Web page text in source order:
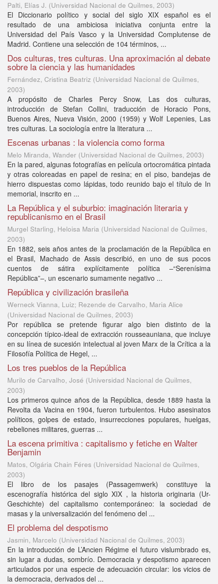
Palti, Elías J. (Universidad Nacional de Quilmes, 2003)
El Diccionario político y social del siglo XIX español es el
resultado de una ambiciosa iniciativa conjunta entre la
Universidad del País Vasco y la Universidad Complutense de
Madrid. Contiene una selección de 104 términos, ...
Dos culturas, tres culturas. Una aproximación al debate
sobre la ciencia y las humanidades
Fernández, Cristina Beatriz (Universidad Nacional de Quilmes,
2003)
A propósito de Charles Percy Snow, Las dos culturas,
introducción de Stefan Collini, traducción de Horacio Pons,
Buenos Aires, Nueva Visión, 2000 (1959) y Wolf Lepenies, Las
tres culturas. La sociología entre la literatura ...
Escenas urbanas : la violencia como forma
Melo Miranda, Wander (Universidad Nacional de Quilmes, 2003)
En la pared, algunas fotografías en película ortocromática pintada
y otras coloreadas en papel de resina; en el piso, bandejas de
hierro dispuestas como lápidas, todo reunido bajo el título de In
memorial, inscrito en ...
La República y el suburbio: imaginación literaria y
republicanismo en el Brasil
Murgel Starling, Heloisa Maria (Universidad Nacional de Quilmes,
2003)
En 1882, seis años antes de la proclamación de la República en
el Brasil, Machado de Assis describió, en uno de sus pocos
cuentos de sátira explícitamente política –“Serenísima
República”–, un escenario sumamente negativo ...
República y civilización brasileña
Werneck Vianna, Luiz; Rezende de Carvalho, Maria Alice
(Universidad Nacional de Quilmes, 2003)
Por república se pretende figurar algo bien distinto de la
concepción típico-ideal de extracción rousseauniana, que incluye
en su línea de sucesión intelectual al joven Marx de la Crítica a la
Filosofía Política de Hegel, ...
Los tres pueblos de la República
Murilo de Carvalho, José (Universidad Nacional de Quilmes,
2003)
Los primeros quince años de la República, desde 1889 hasta la
Revolta da Vacina en 1904, fueron turbulentos. Hubo asesinatos
políticos, golpes de estado, insurrecciones populares, huelgas,
rebeliones militares, guerras ...
La escena primitiva : capitalismo y fetiche en Walter
Benjamin
Matos, Olgária Chain Féres (Universidad Nacional de Quilmes,
2003)
El libro de los pasajes (Passagemwerk) constituye la
escenografía histórica del siglo XIX , la historia originaria (Ur-
Geschichte) del capitalismo contemporáneo: la sociedad de
masas y la universalización del fenómeno del ...
El problema del despotismo
Jasmin, Marcelo (Universidad Nacional de Quilmes, 2003)
En la introducción de L’Ancien Régime el futuro vislumbrado es,
sin lugar a dudas, sombrío. Democracia y despotismo aparecen
articulados por una especie de adecuación circular: los vicios de
la democracia, derivados del ...